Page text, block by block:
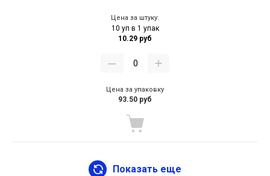
Цена за штуку:
10 уп в 1 упак
10.29 руб
Цена за упаковку
93.50 руб
Показать еще